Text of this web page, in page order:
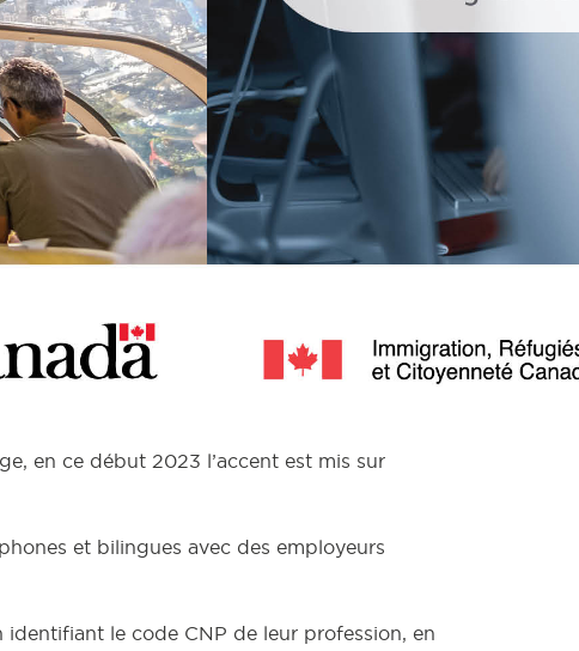
en ce début 2023 l’accent est mis sur
et bilingues avec des employeurs
le code CNP de leur profession, en